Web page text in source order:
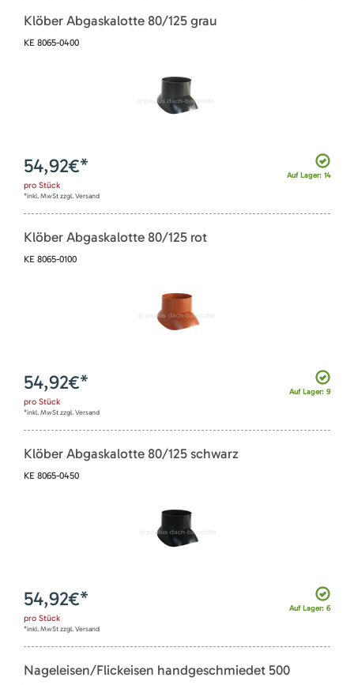
Klöber Abgaskalotte 80/125 grau
KE 8065-0400
Auf Lager: 14
54,92€*
pro Stück
*inkl. MwSt zzgl. Versand
Klöber Abgaskalotte 80/125 rot
KE 8065-0100
Auf Lager: 9
54,92€*
pro Stück
*inkl. MwSt zzgl. Versand
Klöber Abgaskalotte 80/125 schwarz
KE 8065-0450
Auf Lager: 6
54,92€*
pro Stück
*inkl. MwSt zzgl. Versand
Nageleisen/Flickeisen handgeschmiedet 500